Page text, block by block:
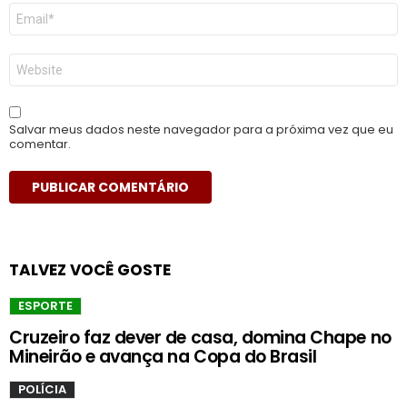
E-
mail
*
Site
Salvar meus dados neste navegador para a próxima vez que eu
comentar.
TALVEZ VOCÊ GOSTE
ESPORTE
Cruzeiro faz dever de casa, domina Chape no
Mineirão e avança na Copa do Brasil
POLÍCIA